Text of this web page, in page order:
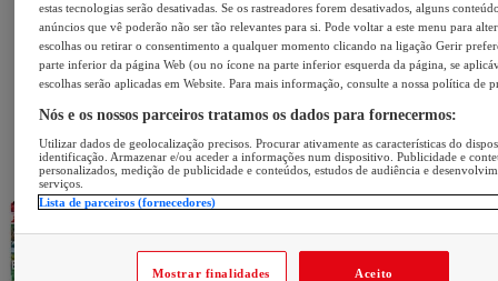
estas tecnologias serão desativadas. Se os rastreadores forem desativados, alguns
anúncios que vê poderão não ser tão relevantes para si. Pode voltar a este menu para
escolhas ou retirar o consentimento a qualquer momento clicando na ligação Gerir
parte inferior da página Web (ou no ícone na parte inferior esquerda da página, se
escolhas serão aplicadas em Website. Para mais informação, consulte a nossa política de
Nós e os nossos parceiros tratamos os dados para fornecermos:
Utilizar dados de geolocalização precisos. Procurar ativamente as características do
identificação. Armazenar e/ou aceder a informações num dispositivo. Publicidade e
personalizados, medição de publicidade e conteúdos, estudos de audiência e
serviços.
Lista de parceiros (fornecedores)
Mostrar finalidades Aceito